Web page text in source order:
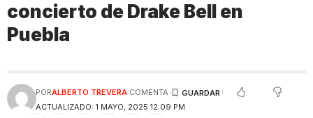
concierto de Drake Bell en
Puebla
ACTUALIZADO: 1 MAYO, 2025 12:09 PM
PORALBERTO TREVERA COMENTA